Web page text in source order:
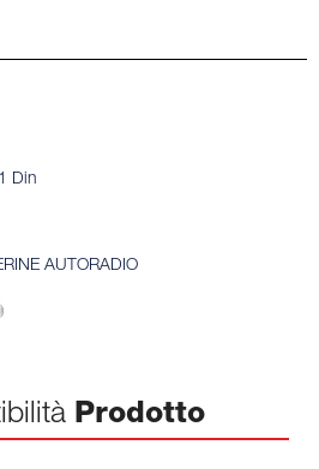
Din
AUTORADIO
Prodotto